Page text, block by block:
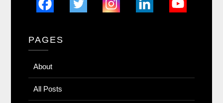
PAGES
About
All Posts